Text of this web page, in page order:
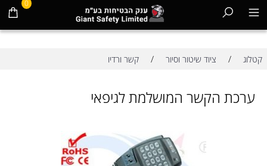
0
קטלוג / ציוד שיטור וסיור / קשר ורדיו
ערכת הקשר המושלמת לגיפאי